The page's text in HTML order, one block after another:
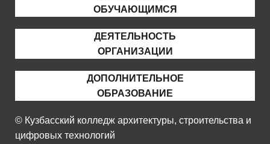
ОБУЧАЮЩИМСЯ
ДЕЯТЕЛЬНОСТЬ
ОРГАНИЗАЦИИ
ДОПОЛНИТЕЛЬНОЕ
ОБРАЗОВАНИЕ
© Кузбасский колледж архитектуры, строительства и
цифровых технологий